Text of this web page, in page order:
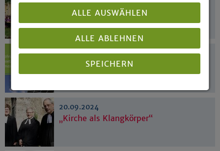
Grenzgang Notfallseelsorge
23.09.2024
Kirchliche Klimaschutzkonzepte
20.09.2024
„Kirche als Klangkörper“
ALLE AUSWÄHLEN
ALLE ABLEHNEN
SPEICHERN
Impressum|Datenschutz